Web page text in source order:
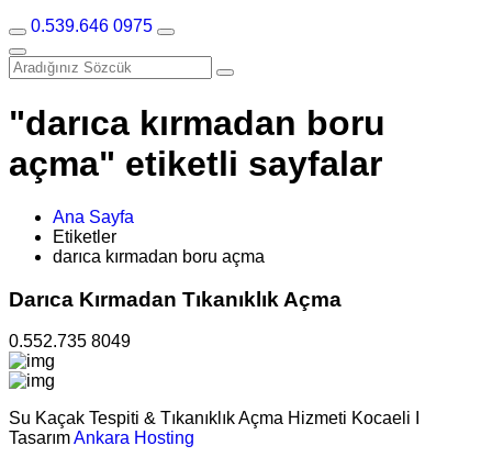
0.539.646 0975
"darıca kırmadan boru
açma" etiketli sayfalar
Ana Sayfa
Etiketler
darıca kırmadan boru açma
Darıca Kırmadan Tıkanıklık Açma
0.552.735 8049
Su Kaçak Tespiti & Tıkanıklık Açma Hizmeti Kocaeli I
TasarımAnkara Hosting